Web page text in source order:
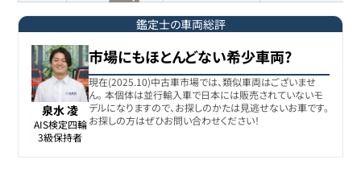
鑑定士の車両総評
泉水 凌
AIS検定四輪
3級保持者
市場にもほとんどない希少車両?
現在(2025.10)中古車市場では、類似車両はございませ
ん。 本個体は並行輸入車で日本には販売されていないモ
デルになりますので、お探しのかたは見逃せないお車です。
お探しの方はぜひお問い合わせください！